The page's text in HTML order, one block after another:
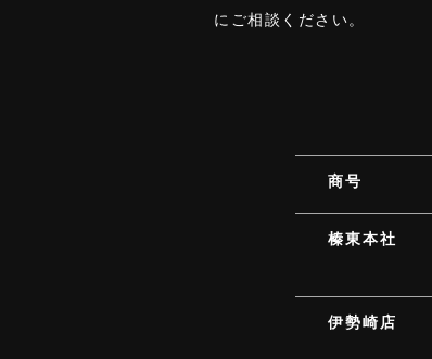
にご相談ください。
商号
榛東本社
伊勢崎店